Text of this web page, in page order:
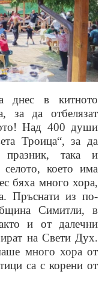
днес в китното
за да отбелязат
Над 400 души
Троица“, за да
празник, така и
което има
бяха много хора,
Пръснати из по-
Симитли, в
и от далечни
на Свети Дух.
много хора от
са с корени от